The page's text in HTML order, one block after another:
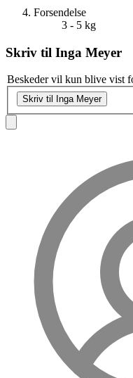
Forsendelse
3 - 5 kg
Skriv til Inga Meyer
Beskeder vil kun blive vist
Skriv til Inga Meyer